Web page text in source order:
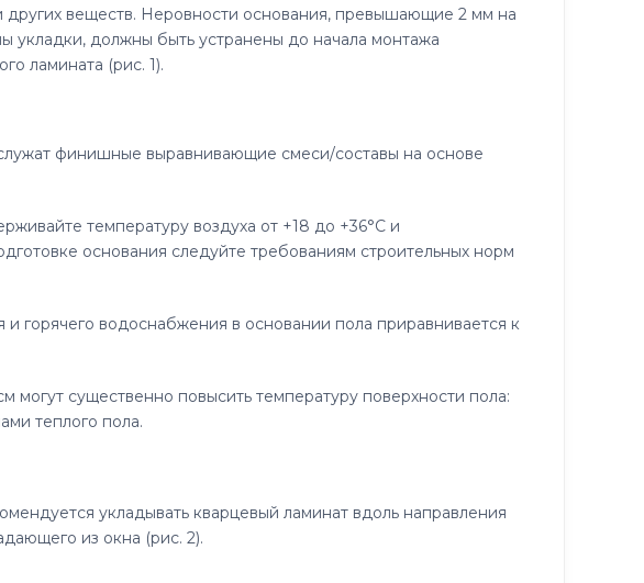
других веществ. Неровности основания, превышающие 2 мм на
укладки, должны быть устранены до начала монтажа
ламината (рис. 1).
финишные выравнивающие смеси/составы на основе
температуру воздуха от +18 до +36°C и
основания следуйте требованиям строительных норм
горячего водоснабжения в основании пола приравнивается к
существенно повысить температуру поверхности пола:
теплого пола.
укладывать кварцевый ламинат вдоль направления
из окна (рис. 2).